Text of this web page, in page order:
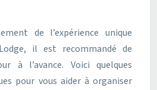
de l’expérience unique
il est recommandé de
à l’avance. Voici quelques
pour vous aider à organiser